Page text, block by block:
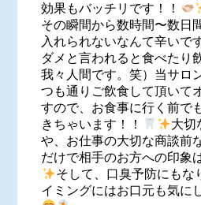
効果もバッチリです！！
その瞬間から数時間〜数日
入れられないなんて辛いで
ダメと言われると食べたり
我々人間です。笑）当サロ
つも通りご飲食して頂いて
すので、お食事に行く前で
きちゃいます！！
大切
や、お仕事の大切な商談前
だけで相手のお方への印象
そして、口臭予防にもな
イミングにはお口元も気に